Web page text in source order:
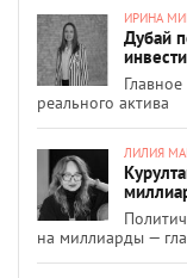
ИРИНА
Дубай
реального актива
ЛИЛИЯ
на миллиарды —